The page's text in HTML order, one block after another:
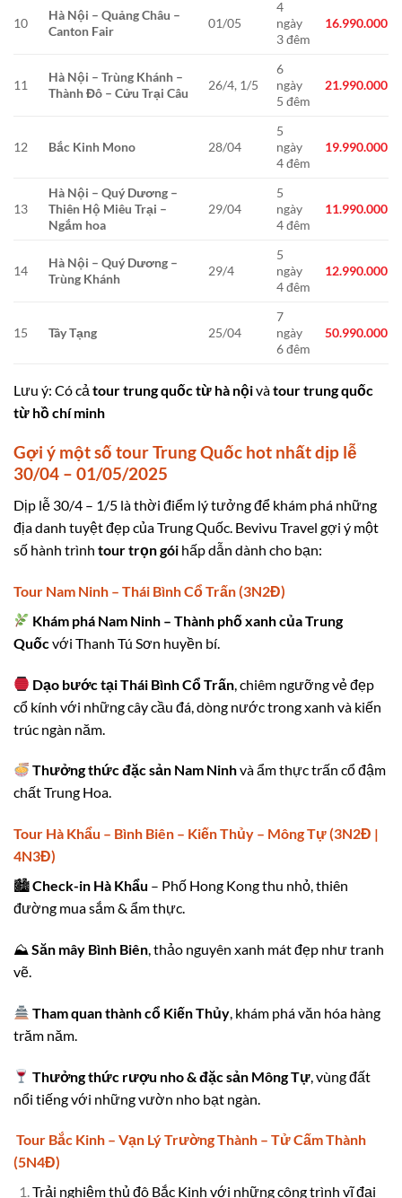
10
Hà Nội – Quảng Châu –
Canton Fair
01/05
4
ngày
3 đêm
16.990.000
11
Hà Nội – Trùng Khánh –
Thành Đô – Cửu Trại Câu
26/4, 1/5
6
ngày
5 đêm
21.990.000
12 Bắc Kinh Mono 28/04
5
ngày
4 đêm
19.990.000
13
Hà Nội – Quý Dương –
Thiên Hộ Miêu Trại –
Ngắm hoa
29/04
5
ngày
4 đêm
11.990.000
14
Hà Nội – Quý Dương –
Trùng Khánh
29/4
5
ngày
4 đêm
12.990.000
15 Tây Tạng 25/04
7
ngày
6 đêm
50.990.000
Lưu ý: Có cả tour trung quốc từ hà nộivàtour trung quốc
từ hồ chí minh
Gợi ý một số tour Trung Quốc hot nhất dịp lễ
30/04 – 01/05/2025
Dịp lễ 30/4 – 1/5 là thời điểm lý tưởng để khám phá những
địa danh tuyệt đẹp của Trung Quốc. Bevivu Travel gợi ý một
số hành trình tour trọn gói hấp dẫn dành cho bạn:
Tour Nam Ninh – Thái Bình Cổ Trấn (3N2Đ)
Khám phá Nam Ninh – Thành phố xanh của Trung
Quốcvới Thanh Tú Sơn huyền bí.
Dạo bước tại Thái Bình Cổ Trấn , chiêm ngưỡng vẻ đẹp
cổ kính với những cây cầu đá, dòng nước trong xanh và kiến
trúc ngàn năm.
Thưởng thức đặc sản Nam Ninhvà ẩm thực trấn cổ đậm
chất Trung Hoa.
Tour Hà Khẩu – Bình Biên – Kiến Thủy – Mông Tự (3N2Đ |
4N3Đ)
🏙Check-in Hà Khẩu – Phố Hong Kong thu nhỏ, thiên
đường mua sắm & ẩm thực.
⛰Săn mây Bình Biên, thảo nguyên xanh mát đẹp như tranh
vẽ.
Tham quan thành cổ Kiến Thủy , khám phá văn hóa hàng
trăm năm.
Thưởng thức rượu nho & đặc sản Mông Tự , vùng đất
nổi tiếng với những vườn nho bạt ngàn.
Tour Bắc Kinh – Vạn Lý Trường Thành – Tử Cấm Thành
(5N4Đ)
Trải nghiệm thủ đô Bắc Kinh với những công trình vĩ đại